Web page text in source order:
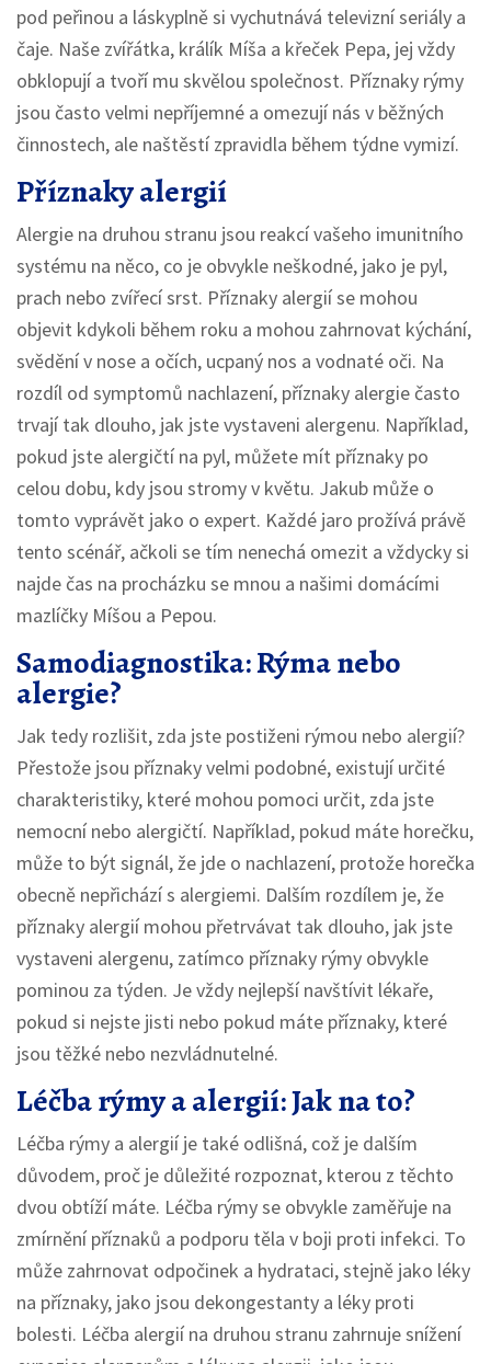
pod peřinou a láskyplně si vychutnává televizní seriály a
čaje. Naše zvířátka, králík Míša a křeček Pepa, jej vždy
obklopují a tvoří mu skvělou společnost. Příznaky rýmy
jsou často velmi nepříjemné a omezují nás v běžných
činnostech, ale naštěstí zpravidla během týdne vymizí.
Příznaky alergií
Alergie na druhou stranu jsou reakcí vašeho imunitního
systému na něco, co je obvykle neškodné, jako je pyl,
prach nebo zvířecí srst. Příznaky alergií se mohou
objevit kdykoli během roku a mohou zahrnovat kýchání,
svědění v nose a očích, ucpaný nos a vodnaté oči. Na
rozdíl od symptomů nachlazení, příznaky alergie často
trvají tak dlouho, jak jste vystaveni alergenu. Například,
pokud jste alergičtí na pyl, můžete mít příznaky po
celou dobu, kdy jsou stromy v květu. Jakub může o
tomto vyprávět jako o expert. Každé jaro prožívá právě
tento scénář, ačkoli se tím nenechá omezit a vždycky si
najde čas na procházku se mnou a našimi domácími
mazlíčky Míšou a Pepou.
Samodiagnostika: Rýma nebo
alergie?
Jak tedy rozlišit, zda jste postiženi rýmou nebo alergií?
Přestože jsou příznaky velmi podobné, existují určité
charakteristiky, které mohou pomoci určit, zda jste
nemocní nebo alergičtí. Například, pokud máte horečku,
může to být signál, že jde o nachlazení, protože horečka
obecně nepřichází s alergiemi. Dalším rozdílem je, že
příznaky alergií mohou přetrvávat tak dlouho, jak jste
vystaveni alergenu, zatímco příznaky rýmy obvykle
pominou za týden. Je vždy nejlepší navštívit lékaře,
pokud si nejste jisti nebo pokud máte příznaky, které
jsou těžké nebo nezvládnutelné.
Léčba rýmy a alergií: Jak na to?
Léčba rýmy a alergií je také odlišná, což je dalším
důvodem, proč je důležité rozpoznat, kterou z těchto
dvou obtíží máte. Léčba rýmy se obvykle zaměřuje na
zmírnění příznaků a podporu těla v boji proti infekci. To
může zahrnovat odpočinek a hydrataci, stejně jako léky
na příznaky, jako jsou dekongestanty a léky proti
bolesti. Léčba alergií na druhou stranu zahrnuje snížení